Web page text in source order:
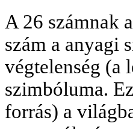
A 26 számnak
szám a anyagi
végtelenség (a
szimbóluma.
forrás) a